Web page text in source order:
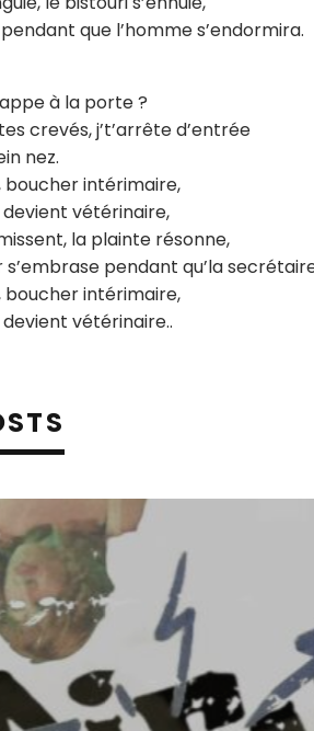
que l’homme s’endormira.
à la porte ?
crevés, j’t’arrête d’entrée
nez.
intérimaire,
vétérinaire,
la plainte résonne,
s’embrase pendant qu’la
intérimaire,
vétérinaire..